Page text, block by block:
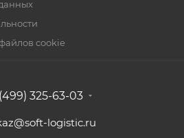
cookie
325-63-03
logistic.ru